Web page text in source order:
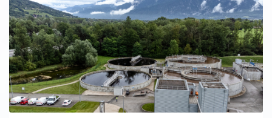
l’assainissement. Les stations d’épuration (STEP) recevant
une pollution de 10 000 EH et plus devront produire, à
partir de ressources renouvelables, une quantité d’énergie
équivalente à l'ensemble de leurs besoins. «Les nouvelles
exigences réglementaires vont toutes dans le même sens :
mieux récupérer l'énergie produite sur site, l'optimiser et